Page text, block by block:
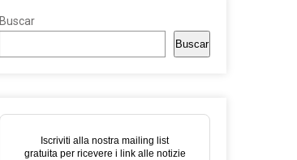
Buscar
Buscar
Iscriviti alla nostra mailing list
gratuita per ricevere i link alle notizie